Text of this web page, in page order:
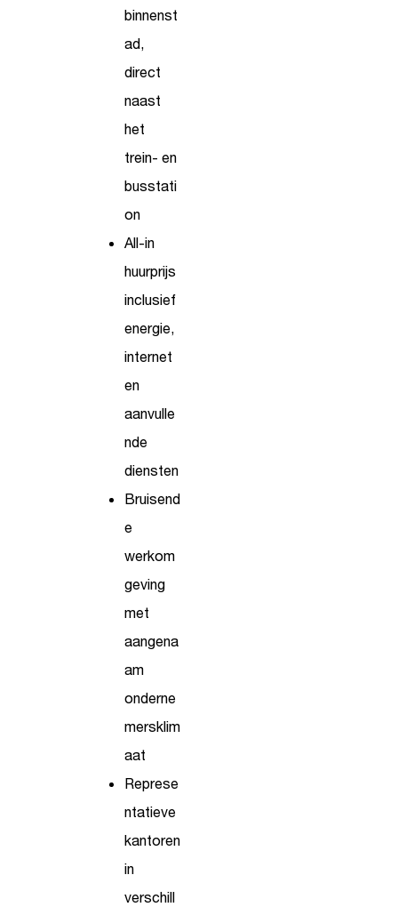
binnenst
ad,
direct
naast
het
trein- en
busstati
on
All-in
huurprijs
inclusief
energie,
internet
en
aanvulle
nde
diensten
Bruisend
e
werkom
geving
met
aangena
am
onderne
mersklim
aat
Represe
ntatieve
kantoren
in
verschill